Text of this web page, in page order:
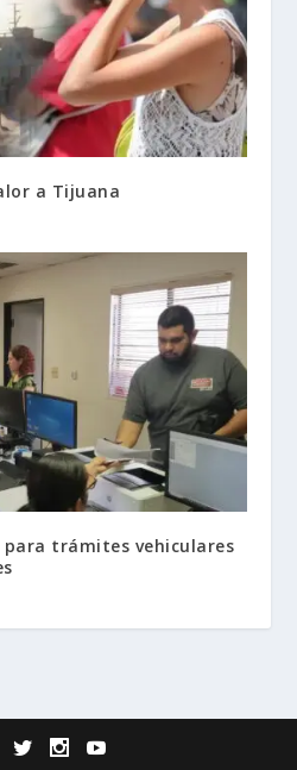
a Tijuana
trámites vehiculares